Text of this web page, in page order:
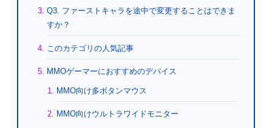
Q3. ファーストキャラを途中で変更することはできま
すか？
このカテゴリの人気記事
MMOゲーマーにおすすめのデバイス
MMO向け多ボタンマウス
MMO向けウルトラワイドモニター